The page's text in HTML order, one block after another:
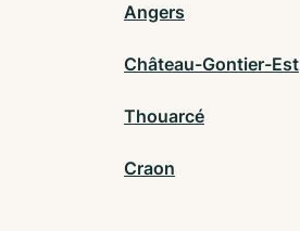
Angers
Château-Gontier-Est
Thouarcé
Craon